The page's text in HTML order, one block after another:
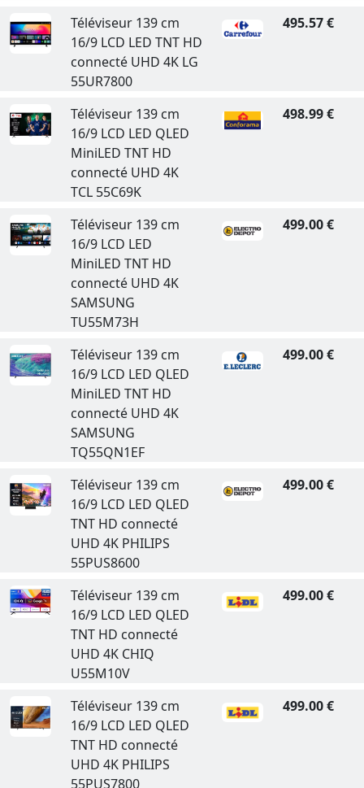
Téléviseur 139 cm
16/9 LCD LED TNT HD
connecté UHD 4K LG
55UR7800
495.57 €
Téléviseur 139 cm
16/9 LCD LED QLED
MiniLED TNT HD
connecté UHD 4K
TCL 55C69K
498.99 €
Téléviseur 139 cm
16/9 LCD LED
MiniLED TNT HD
connecté UHD 4K
SAMSUNG
TU55M73H
499.00 €
Téléviseur 139 cm
16/9 LCD LED QLED
MiniLED TNT HD
connecté UHD 4K
SAMSUNG
TQ55QN1EF
499.00 €
Téléviseur 139 cm
16/9 LCD LED QLED
TNT HD connecté
UHD 4K PHILIPS
55PUS8600
499.00 €
Téléviseur 139 cm
16/9 LCD LED QLED
TNT HD connecté
UHD 4K CHIQ
U55M10V
499.00 €
Téléviseur 139 cm
16/9 LCD LED QLED
TNT HD connecté
UHD 4K PHILIPS
55PUS7800
499.00 €